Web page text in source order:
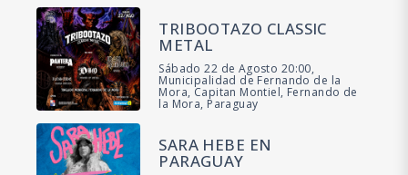
TRIBOOTAZO CLASSIC
METAL
Sábado 22 de Agosto 20:00,
Municipalidad de Fernando de la
Mora, Capitan Montiel, Fernando de
la Mora, Paraguay
SARA HEBE EN
PARAGUAY